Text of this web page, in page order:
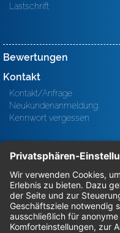
Lastschrift
Bewertungen
Kontakt
Kontakt/Anfrage
Neukundenanmeldung
Kennwort vergessen
Bestellungen
Sendung verfolgen